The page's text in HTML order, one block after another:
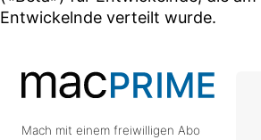
Entwickelnde verteilt wurde.
Mach mit einem freiwilligen Abo